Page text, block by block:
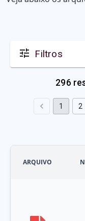
Filtros
296
1 2
ARQUIVO